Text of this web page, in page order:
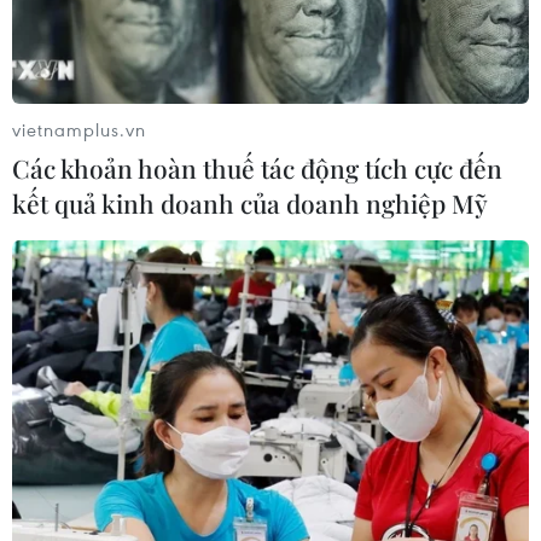
Mở ra giai đoạn triển khai thực chất
quan hệ giữa Việt Nam và Australia
07/08/2026 01:27
Ấn Độ thử thành công tên lửa đạn
đạo Agni-4, tầm bắn 4.000 km
06/08/2026 23:17
Hàn Quốc tái khẳng định mục tiêu
chung sống hòa bình với Triều Tiên
06/08/2026 15:33
vietnamplus.vn
Các khoản hoàn thuế tác động tích cực đến
kết quả kinh doanh của doanh nghiệp Mỹ